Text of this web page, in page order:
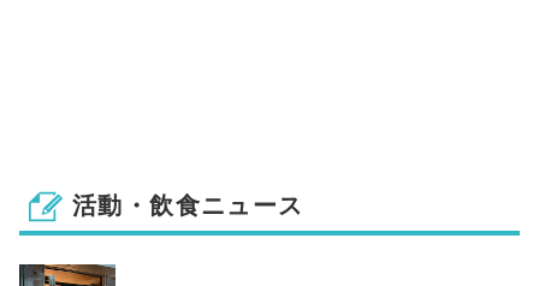
活動・飲食ニュース